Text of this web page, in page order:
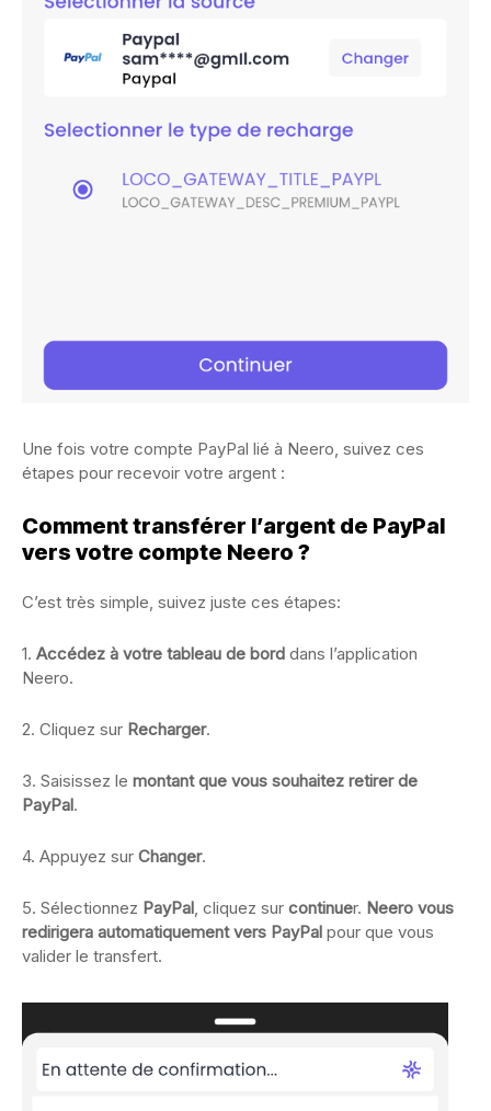
Une fois votre compte PayPal lié à Neero, suivez ces
étapes pour recevoir votre argent :
Comment transférer l’argent de PayPal
vers votre compte Neero ?
C’est très simple, suivez juste ces étapes:
1. Accédez à votre tableau de bord dans l’application
Neero.
2. Cliquez sur Recharger.
3. Saisissez le montant que vous souhaitez retirer de
PayPal.
4. Appuyez sur Changer.
5. Sélectionnez PayPal, cliquez sur continuer. Neero vous
redirigera automatiquement vers PayPal pour que vous
valider le transfert.